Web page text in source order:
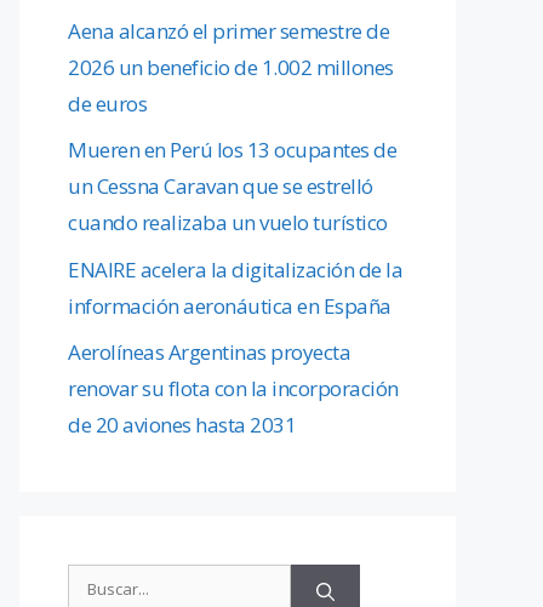
Aena alcanzó el primer semestre de
2026 un beneficio de 1.002 millones
de euros
Mueren en Perú los 13 ocupantes de
un Cessna Caravan que se estrelló
cuando realizaba un vuelo turístico
ENAIRE acelera la digitalización de la
información aeronáutica en España
Aerolíneas Argentinas proyecta
renovar su flota con la incorporación
de 20 aviones hasta 2031